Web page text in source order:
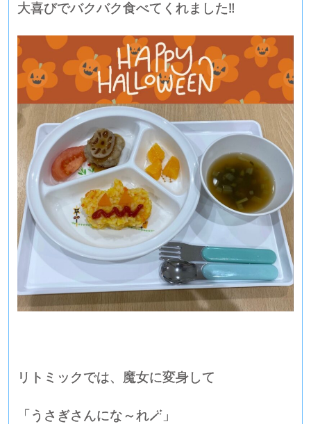
大喜びでバクバク食べてくれました‼
リトミックでは、魔女に変身して
「うさぎさんにな～れ🪄」